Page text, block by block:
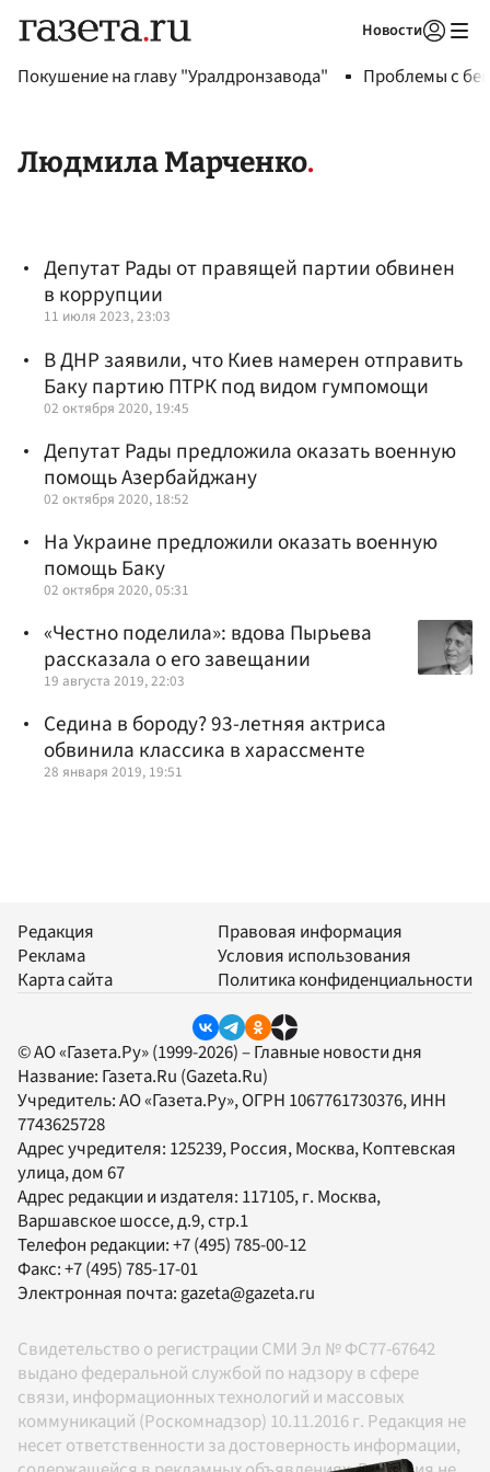
Новости
Покушение на главу "Уралдронзавода" Проблемы с
Людмила Марченко
Депутат Рады от правящей партии обвинен
в коррупции
11 июля 2023, 23:03
В ДНР заявили, что Киев намерен отправить
Баку партию ПТРК под видом гумпомощи
02 октября 2020, 19:45
Депутат Рады предложила оказать военную
помощь Азербайджану
02 октября 2020, 18:52
На Украине предложили оказать военную
помощь Баку
02 октября 2020, 05:31
«Честно поделила»: вдова Пырьева
рассказала о его завещании
19 августа 2019, 22:03
Седина в бороду? 93-летняя актриса
обвинила классика в харассменте
28 января 2019, 19:51
Редакция
Реклама
Карта сайта
Правовая информация
Условия использования
Политика конфиденциальности
© АО «Газета.Ру» (1999-2026) – Главные новости дня
Название: Газета.Ru (Gazeta.Ru)
Учредитель:АО «Газета.Ру», ОГРН 1067761730376, ИНН
7743625728
Адрес учредителя: 125239, Россия, Москва, Коптевская
улица, дом 67
Адрес редакции и издателя: 117105, г. Москва,
Варшавское шоссе, д.9, стр.1
Телефон редакции:+7 (495) 785-00-12
Факс:+7 (495) 785-17-01
Электронная почта:gazeta@gazeta.ru
Свидетельство о регистрации СМИ Эл № ФС77-67642
выдано федеральной службой по надзору в сфере
связи, информационных технологий и массовых
коммуникаций (Роскомнадзор) 10.11.2016 г. Редакция не
несет ответственности за достоверность информации,